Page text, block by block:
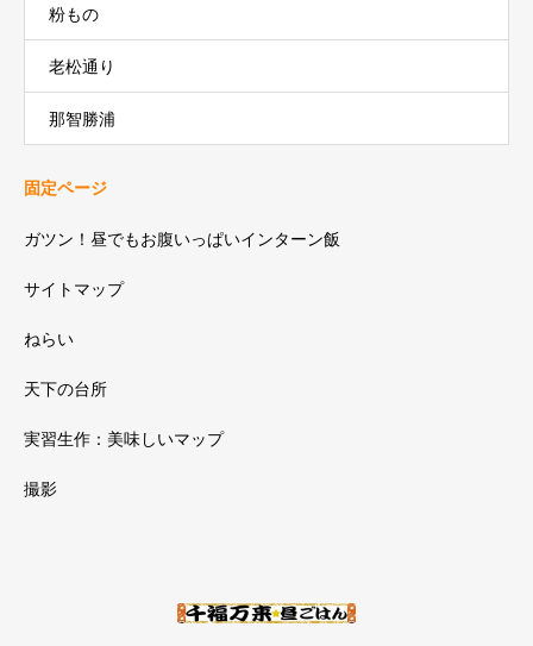
粉もの
老松通り
那智勝浦
固定ページ
ガツン！昼でもお腹いっぱいインターン飯
サイトマップ
ねらい
天下の台所
実習生作：美味しいマップ
撮影